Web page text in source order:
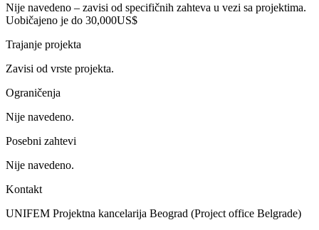
Nije navedeno – zavisi od specifičnih zahteva u vezi sa projektima.
Uobičajeno je do 30,000US$
Trajanje projekta
Zavisi od vrste projekta.
Ograničenja
Nije navedeno.
Posebni zahtevi
Nije navedeno.
Kontakt
UNIFEM Projektna kancelarija Beograd (Project office Belgrade)